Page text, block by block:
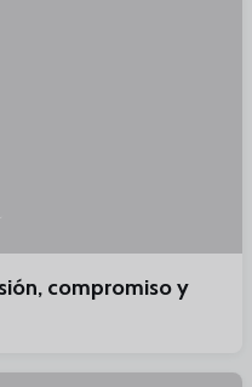
compromiso y